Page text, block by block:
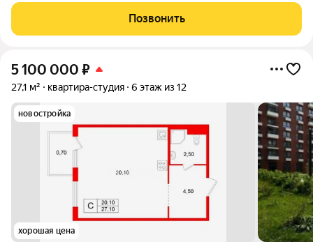
для жизни: рядом магазины, кафе, пекарни,
Позвонить
5 100 000 ₽
27,1 м² квартира-студия 6 этаж из 12
новостройка
хорошая цена